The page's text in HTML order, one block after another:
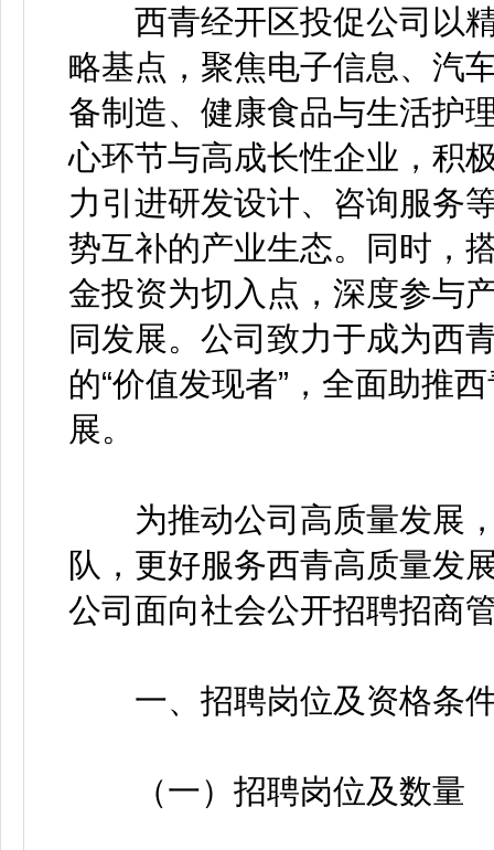
西青经开区投促公司以精
略基点，聚焦电子信息、汽
备制造、健康食品与生活护
心环节与高成长性企业，积
力引进研发设计、咨询服务
势互补的产业生态。同时，
金投资为切入点，深度参与
同发展。公司致力于成为西
的“价值发现者”，全面助推
展。
为推动公司高质量发展，
队，更好服务西青高质量发
公司面向社会公开招聘招商
一、招聘岗位及资格条
（一）招聘岗位及数量